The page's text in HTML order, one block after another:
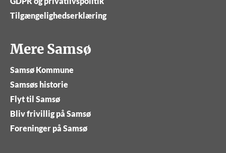
Tilgængelighedserklæring
Mere Samsø
Samsø Kommune
Samsøs historie
Flyt til Samsø
Bliv frivillig på Samsø
Foreninger på Samsø